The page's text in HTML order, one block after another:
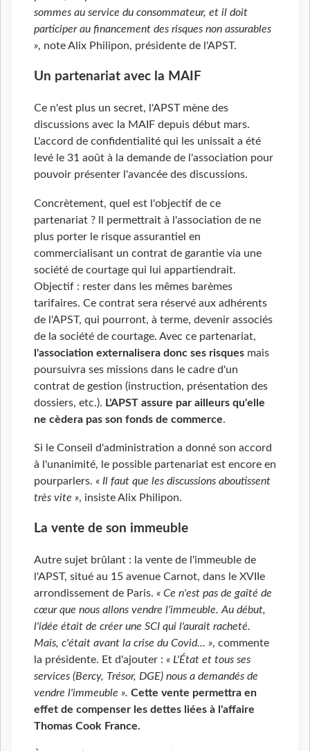
sommes au service du consommateur, et il doit
participer au financement des risques non assurables
», note Alix Philipon, présidente de l'APST.
Un partenariat avec la MAIF
Ce n'est plus un secret, l'APST mène des
discussions avec la MAIF depuis début mars.
L'accord de confidentialité qui les unissait a été
levé le 31 août à la demande de l'association pour
pouvoir présenter l'avancée des discussions.
Concrètement, quel est l'objectif de ce
partenariat ? ll permettrait à l'association de ne
plus porter le risque assurantiel en
commercialisant un contrat de garantie via une
société de courtage qui lui appartiendrait.
Objectif : rester dans les mêmes barèmes
tarifaires. Ce contrat sera réservé aux adhérents
de l'APST, qui pourront, à terme, devenir associés
de la société de courtage. Avec ce partenariat,
l'association externalisera donc ses risques mais
poursuivra ses missions dans le cadre d'un
contrat de gestion (instruction, présentation des
dossiers, etc.). L'APST assure par ailleurs qu'elle
ne cèdera pas son fonds de commerce.
Si le Conseil d'administration a donné son accord
à l'unanimité, le possible partenariat est encore en
pourparlers. « Il faut que les discussions aboutissent
très vite », insiste Alix Philipon.
La vente de son immeuble
Autre sujet brûlant : la vente de l'immeuble de
l'APST, situé au 15 avenue Carnot, dans le XVIIe
arrondissement de Paris. « Ce n'est pas de gaîté de
cœur que nous allons vendre l'immeuble. Au début,
l'idée était de créer une SCI qui l'aurait racheté.
Mais, c'était avant la crise du Covid... », commente
la présidente. Et d'ajouter : « L'État et tous ses
services (Bercy, Trésor, DGE) nous a demandés de
vendre l'immeuble ». Cette vente permettra en
effet de compenser les dettes liées à l'affaire
Thomas Cook France.